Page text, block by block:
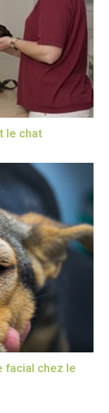
le chat
facial chez le